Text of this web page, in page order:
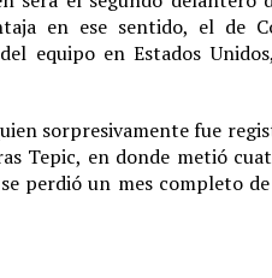
en ese sentido, el de
equipo en Estados
sorpresivamente fue
Tepic, en donde metió
perdió un mes completo